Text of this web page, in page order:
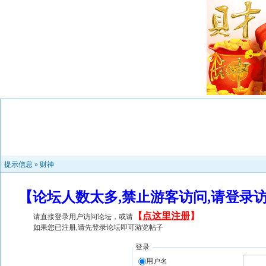
提示信息 » 财神
【论坛人数太多,禁止游客访问,请登
请直接登录用户访问论坛，或请 【 点这里注册】
如果您已注册,请先登录论坛即可游览帖子
登录
用户名